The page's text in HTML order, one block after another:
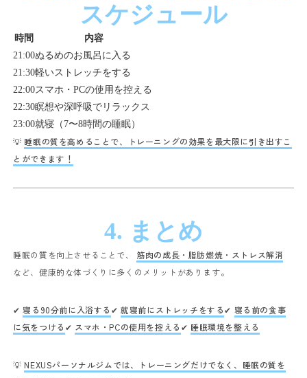
スケジュール
時間
内容
21:00ぬるめのお風呂に入る
21:30軽いストレッチをする
22:00スマホ・PCの使用を控える
22:30瞑想や深呼吸でリラックス
23:00就寝（7〜8時間の睡眠）
💡 睡眠の質を高めることで、トレーニングの効果を最大限に引き出すこ
とができます！
4. まとめ
睡眠の質を向上させることで、 筋肉の成長・脂肪燃焼・ストレス解消
など、健康的な体づくりに多くのメリットがあります。
✔寝る90分前に入浴する ✔就寝前にストレッチをする✔ 寝る前の食事
に気をつける ✔ スマホ・PCの使用を控える ✔ 睡眠環境を整える
💡 NEXUSパーソナルジムでは、トレーニングだけでなく、睡眠の質を